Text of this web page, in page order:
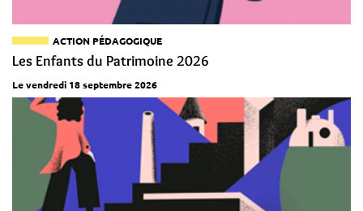
ACTION PÉDAGOGIQUE
Les Enfants du Patrimoine 2026
Le vendredi 18 septembre 2026